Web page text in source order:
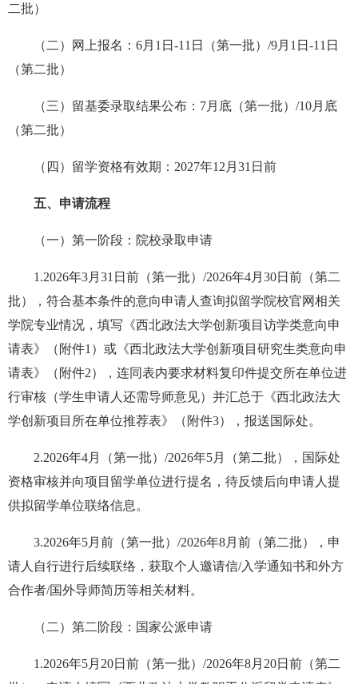
二批）
（二）网上报名：6月1日-11日（第一批）/9月1日-11日
（第二批）
（三）留基委录取结果公布：7月底（第一批）/10月底
（第二批）
（四）留学资格有效期：2027年12月31日前
五、申请流程
（一）第一阶段：院校录取申请
1.2026年3月31日前（第一批）/2026年4月30日前（第二
批），符合基本条件的意向申请人查询拟留学院校官网相关
学院专业情况，填写《西北政法大学创新项目访学类意向申
请表》（附件1）或《西北政法大学创新项目研究生类意向申
请表》（附件2），连同表内要求材料复印件提交所在单位进
行审核（学生申请人还需导师意见）并汇总于《西北政法大
学创新项目所在单位推荐表》（附件3），报送国际处。
2.2026年4月（第一批）/2026年5月（第二批），国际处
资格审核并向项目留学单位进行提名，待反馈后向申请人提
供拟留学单位联络信息。
3.2026年5月前（第一批）/2026年8月前（第二批），申
请人自行进行后续联络，获取个人邀请信/入学通知书和外方
合作者/国外导师简历等相关材料。
（二）第二阶段：国家公派申请
1.2026年5月20日前（第一批）/2026年8月20日前（第二